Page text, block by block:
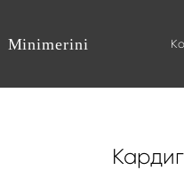
Minimerini